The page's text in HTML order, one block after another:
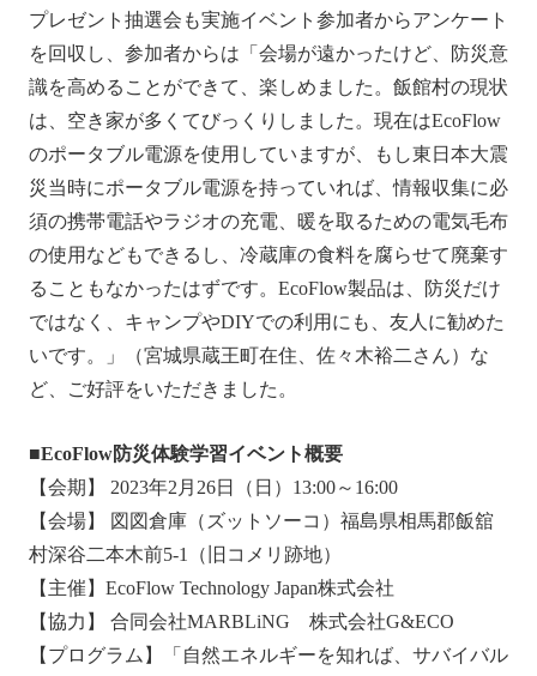
プレゼント抽選会も実施イベント参加者からアンケート
を回収し、参加者からは「会場が遠かったけど、防災意
識を高めることができて、楽しめました。飯館村の現状
は、空き家が多くてびっくりしました。現在はEcoFlow
のポータブル電源を使用していますが、もし東日本大震
災当時にポータブル電源を持っていれば、情報収集に必
須の携帯電話やラジオの充電、暖を取るための電気毛布
の使用などもできるし、冷蔵庫の食料を腐らせて廃棄す
ることもなかったはずです。EcoFlow製品は、防災だけ
ではなく、キャンプやDIYでの利用にも、友人に勧めた
いです。」（宮城県蔵王町在住、佐々木裕二さん）な
ど、ご好評をいただきました。
■EcoFlow防災体験学習イベント概要
【会期】 2023年2月26日（日）13:00～16:00
【会場】 図図倉庫（ズットソーコ）福島県相馬郡飯舘
村深谷二本木前5-1（旧コメリ跡地）
【主催】EcoFlow Technology Japan株式会社
【協力】 合同会社MARBLiNG 株式会社G&ECO
【プログラム】「自然エネルギーを知れば、サバイバル